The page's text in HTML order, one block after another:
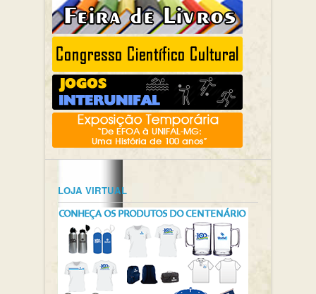
LOJA VIRTUAL